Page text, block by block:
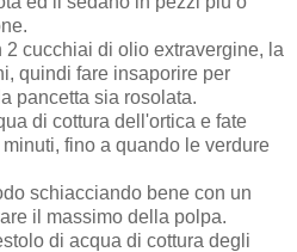
cucchiai di olio extravergine, la
quindi fare insaporire per
pancetta sia rosolata.
di cottura dell'ortica e fate
fino a quando le verdure
schiacciando bene con un
il massimo della polpa.
di acqua di cottura degli